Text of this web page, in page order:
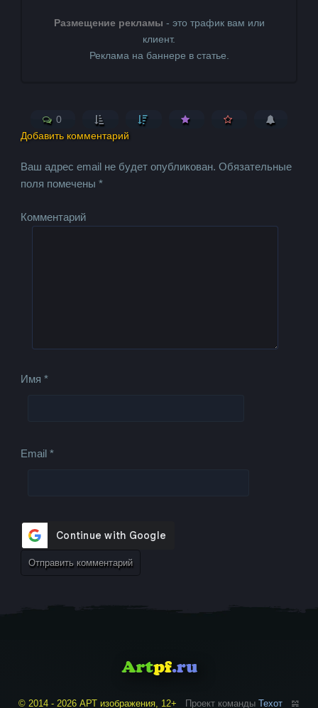
Размещение рекламы - это трафик вам или
клиент.
Реклама на баннере в статье.
0
Добавить комментарий
Ваш адрес email не будет опубликован. Обязательные
поля помечены*
Комментарий
Имя*
Email*
© 2014 - 2026 АРТ изображения, 12+ Проект команды Техот 𝌴